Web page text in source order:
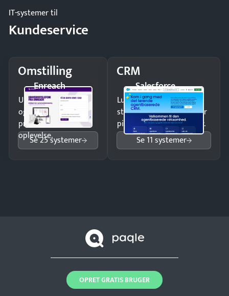
IT-systemer til
Kundeservice
Omstilling
Enreach
Undgå tabte opkald
og giv kunderne en
professionel
oplevelse.
Se 25 systemer
CRM
Salesforce
Luk flere salg med et
struktureret overblik over
pipeline og opfølgninger.
Se 11 systemer
OPRET GRATIS BRUGER